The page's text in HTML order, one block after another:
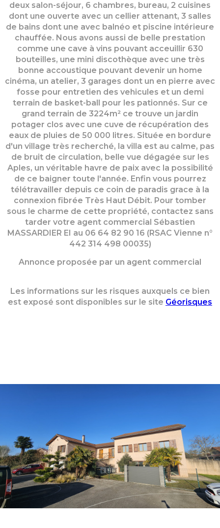
deux salon-séjour, 6 chambres, bureau, 2 cuisines
dont une ouverte avec un cellier attenant, 3 salles
de bains dont une avec balnéo et piscine intérieure
chauffée. Nous avons aussi de belle prestation
comme une cave à vins pouvant acceuillir 630
bouteilles, une mini discothèque avec une très
bonne accoustique pouvant devenir un home
cinéma, un atelier, 3 garages dont un en pierre avec
fosse pour entretien des vehicules et un demi
terrain de basket-ball pour les pationnés. Sur ce
grand terrain de 3224m² ce trouve un jardin
potager clos avec une cuve de récupération des
eaux de pluies de 50 000 litres. Située en bordure
d'un village très recherché, la villa est au calme, pas
de bruit de circulation, belle vue dégagée sur les
Aples, un véritable havre de paix avec la possibilité
de ce baigner toute l'année. Enfin vous pourrez
télétravailler depuis ce coin de paradis grace à la
connexion fibrée Très Haut Débit. Pour tomber
sous le charme de cette propriété, contactez sans
tarder votre agent commercial Sébastien
MASSARDIER EI au 06 64 82 90 16 (RSAC Vienne n°
442 314 498 00035)
Annonce proposée par un agent commercial
Les informations sur les risques auxquels ce bien
est exposé sont disponibles sur le site Géorisques